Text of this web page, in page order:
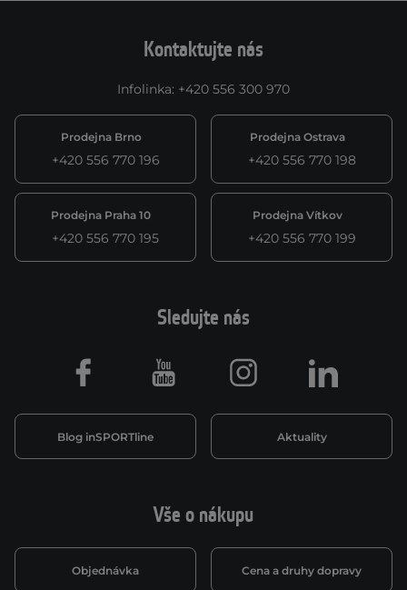
Kontaktujte nás
Infolinka: +420 556 300 970
Prodejna Brno
+420 556 770 196
Prodejna Ostrava
+420 556 770 198
Prodejna Praha 10
+420 556 770 195
Prodejna Vítkov
+420 556 770 199
Vše o nákupu
Objednávka Cena a druhy dopravy
Sledujte nás
Blog inSPORTline Aktuality
Facebook Youtube Instagram LinkedIn